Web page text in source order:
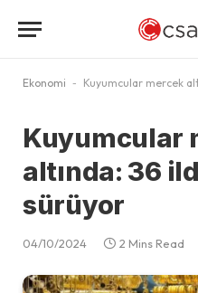
Ekonomi - Kuyumcular mercek
Kuyumcular
altında: 36
sürüyor
04/10/2024 2 Mins Read